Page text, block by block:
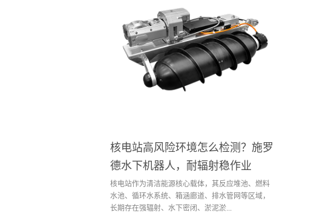
核电站高风险环境怎么检测？施罗
德水下机器人，耐辐射稳作业
核电站作为清洁能源核心载体，其反应堆池、燃料
水池、循环水系统、箱涵廊道、排水管网等区域，
长期存在强辐射、水下密闭、淤泥淤...